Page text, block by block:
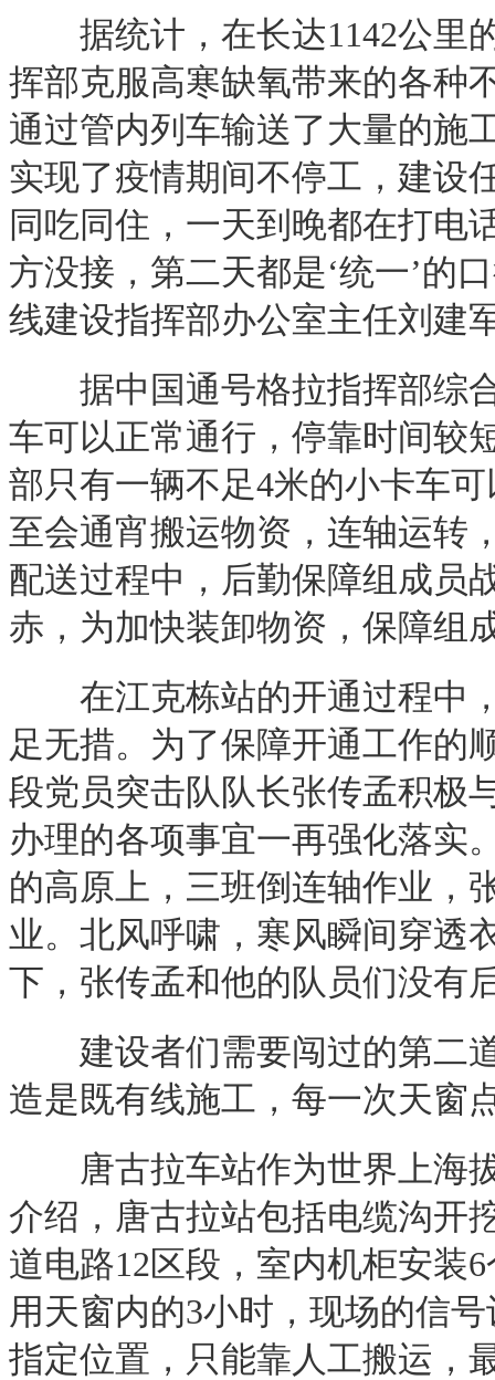
据统计，在长达1142公里的
挥部克服高寒缺氧带来的各种
通过管内列车输送了大量的施
实现了疫情期间不停工，建设
同吃同住，一天到晚都在打电
方没接，第二天都是‘统一’的
线建设指挥部办公室主任刘建
据中国通号格拉指挥部综合
车可以正常通行，停靠时间较
部只有一辆不足4米的小卡车
至会通宵搬运物资，连轴运转
配送过程中，后勤保障组成员
赤，为加快装卸物资，保障组
在江克栋站的开通过程中，
足无措。为了保障开通工作的
段党员突击队队长张传孟积极
办理的各项事宜一再强化落实
的高原上，三班倒连轴作业，
业。北风呼啸，寒风瞬间穿透
下，张传孟和他的队员们没有
建设者们需要闯过的第二道
造是既有线施工，每一次天窗
唐古拉车站作为世界上海拔
介绍，唐古拉站包括电缆沟开
道电路12区段，室内机柜安装
用天窗内的3小时，现场的信
指定位置，只能靠人工搬运，